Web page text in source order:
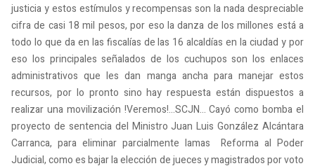
justicia y estos estímulos y recompensas son la nada despreciable
cifra de casi 18 mil pesos, por eso la danza de los millones está a
todo lo que da en las fiscalías de las 16 alcaldías en la ciudad y por
eso los principales señalados de los cuchupos son los enlaces
administrativos que les dan manga ancha para manejar estos
recursos, por lo pronto sino hay respuesta están dispuestos a
realizar una movilización !Veremos!...SCJN... Cayó como bomba el
proyecto de sentencia del Ministro Juan Luis González Alcántara
Carranca, para eliminar parcialmente lamas Reforma al Poder
Judicial, como es bajar la elección de jueces y magistrados por voto